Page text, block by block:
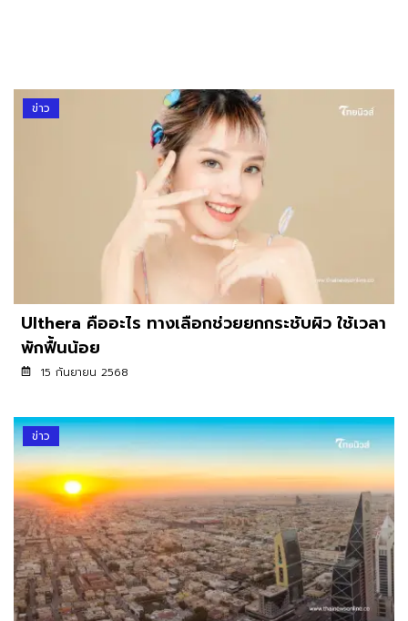
ข่าว
Ulthera คืออะไร ทางเลือกช่วยยกกระชับผิว ใช้เวลา
พักฟื้นน้อย
15 กันยายน 2568
ข่าว